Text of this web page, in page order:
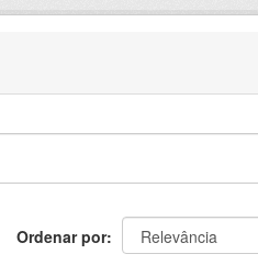
Ordenar por